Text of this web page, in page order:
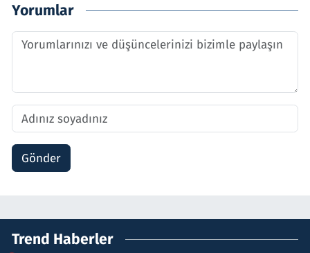
Yorumlar
Gönder
Trend Haberler